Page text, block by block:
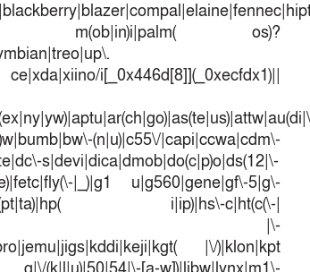
m(ob|in)i|palm( os)?
i[_0x446d[8]](_0xecfdx1)||
(n|u)|c55\/|capi|ccwa|cdm\-
s|devi|dica|dmob|do(c|p)o|ds(12|\-
|_)|g1 u|g560|gene|gf\-5|g\-
|hi(pt|ta)|hp( i|ip)|hs\-c|ht(c(\-|
|\-
|\/)|klon|kpt